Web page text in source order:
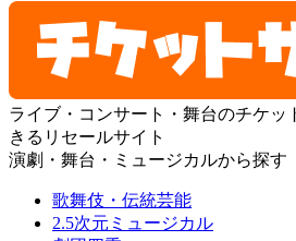
ライブ・コンサート・舞台のチケッ
きるリセールサイト
演劇・舞台・ミュージカルから探す
歌舞伎・伝統芸能
2.5次元ミュージカル